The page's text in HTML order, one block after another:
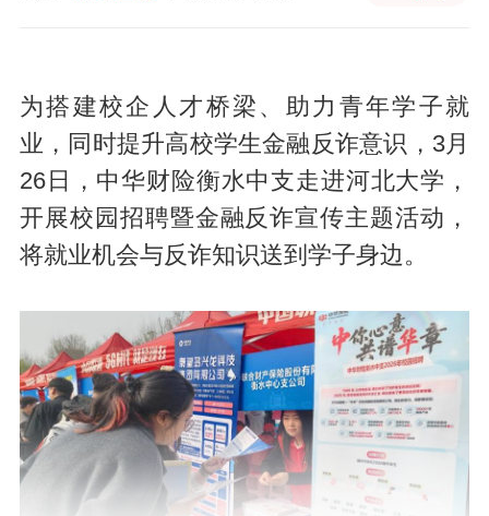
为搭建校企人才桥梁、助力青年学子就
业，同时提升高校学生金融反诈意识，3月
26日，中华财险衡水中支走进河北大学，
开展校园招聘暨金融反诈宣传主题活动，
将就业机会与反诈知识送到学子身边。